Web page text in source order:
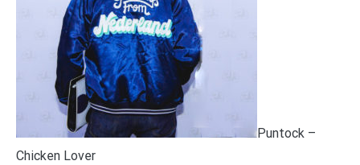
Puntock –
Chicken Lover